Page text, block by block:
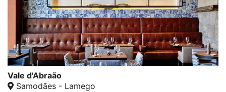
Vale d'Abraão
Samodães - Lamego